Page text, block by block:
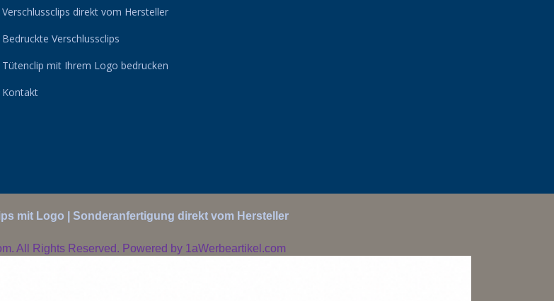
Verschlussclips direkt vom Hersteller
Bedruckte Verschlussclips
Tütenclip mit Ihrem Logo bedrucken
Kontakt
mit Logo | Sonderanfertigung direkt vom Hersteller
All Rights Reserved. Powered by 1aWerbeartikel.com